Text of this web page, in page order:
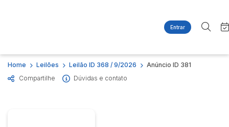
Entrar
Site
Agenda
Quem Somos
Busca por palavra-chave
Home Leilões Leilão ID 368 / 9/2026
Anúncio ID 381
Compartilhe
Dúvidas e contato